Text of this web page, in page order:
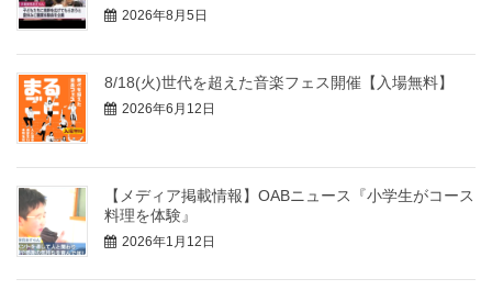
2026年8月5日
8/18(火)世代を超えた音楽フェス開催【入場無料】
2026年6月12日
【メディア掲載情報】OABニュース『小学生がコース
料理を体験』
2026年1月12日